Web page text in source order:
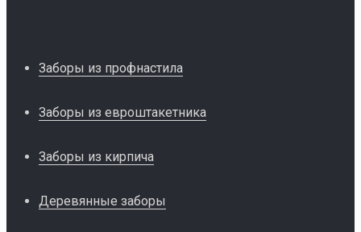
Заборы из профнастила
Заборы из евроштакетника
Заборы из кирпича
Деревянные заборы